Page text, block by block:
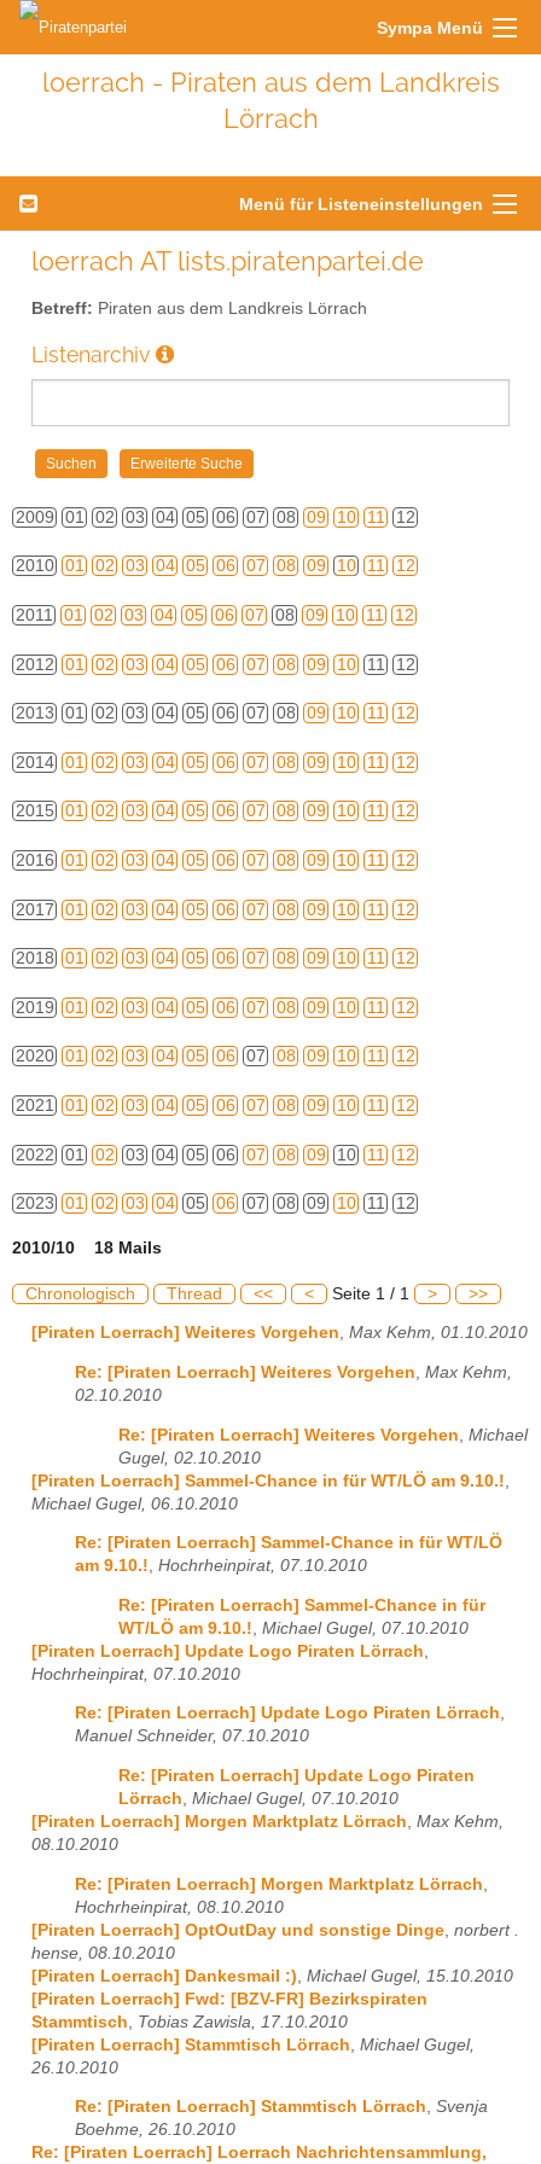
Sympa Menü
loerrach - Piraten aus dem Landkreis
Lörrach
Menü für Listeneinstellungen
loerrach AT lists.piratenpartei.de
Betreff: Piraten aus dem Landkreis Lörrach
Listenarchiv
2009 01 02 03 04 05 06 07 08 09 10 11 12
2010 01 02 03 04 05 06 07 08 09 10 11 12
2011 01 02 03 04 05 06 07 08 09 10 11 12
2012 01 02 03 04 05 06 07 08 09 10 11 12
2013 01 02 03 04 05 06 07 08 09 10 11 12
2014 01 02 03 04 05 06 07 08 09 10 11 12
2015 01 02 03 04 05 06 07 08 09 10 11 12
2016 01 02 03 04 05 06 07 08 09 10 11 12
2017 01 02 03 04 05 06 07 08 09 10 11 12
2018 01 02 03 04 05 06 07 08 09 10 11 12
2019 01 02 03 04 05 06 07 08 09 10 11 12
2020 01 02 03 04 05 06 07 08 09 10 11 12
2021 01 02 03 04 05 06 07 08 09 10 11 12
2022 01 02 03 04 05 06 07 08 09 10 11 12
2023 01 02 03 04 05 06 07 08 09 10 11 12
2010/10 18 Mails
Chronologisch Thread << < Seite 1 / 1 > >>
[Piraten Loerrach] Weiteres Vorgehen, Max Kehm, 01.10.2010
Re: [Piraten Loerrach] Weiteres Vorgehen Max Kehm,
02.10.2010
Re: [Piraten Loerrach] Weiteres Vorgehen Michael
Gugel, 02.10.2010
[Piraten Loerrach] Sammel-Chance in für WT/LÖ am 9.10.!
Michael Gugel, 06.10.2010
Re: [Piraten Loerrach] Sammel-Chance in für WT/LÖ
am 9.10.!, Hochrheinpirat, 07.10.2010
Re: [Piraten Loerrach] Sammel-Chance in für
WT/LÖ am 9.10.! Michael Gugel, 07.10.2010
[Piraten Loerrach] Update Logo Piraten Lörrach
Hochrheinpirat, 07.10.2010
Re: [Piraten Loerrach] Update Logo Piraten Lörrach,
Manuel Schneider, 07.10.2010
Re: [Piraten Loerrach] Update Logo Piraten
Lörrach Michael Gugel, 07.10.2010
[Piraten Loerrach] Morgen Marktplatz Lörrach Max Kehm,
08.10.2010
Re: [Piraten Loerrach] Morgen Marktplatz Lörrach
Hochrheinpirat, 08.10.2010
[Piraten Loerrach] OptOutDay und sonstige Dinge norbert .
hense, 08.10.2010
[Piraten Loerrach] Dankesmail :) Michael Gugel, 15.10.2010
[Piraten Loerrach] Fwd: [BZV-FR] Bezirkspiraten
Stammtisch
Tobias Zawisla, 17.10.2010
[Piraten Loerrach] Stammtisch Lörrach Michael Gugel,
26.10.2010
Re: [Piraten Loerrach] Stammtisch Lörrach, Svenja
Boehme, 26.10.2010
Re: [Piraten Loerrach] Loerrach Nachrichtensammlung,